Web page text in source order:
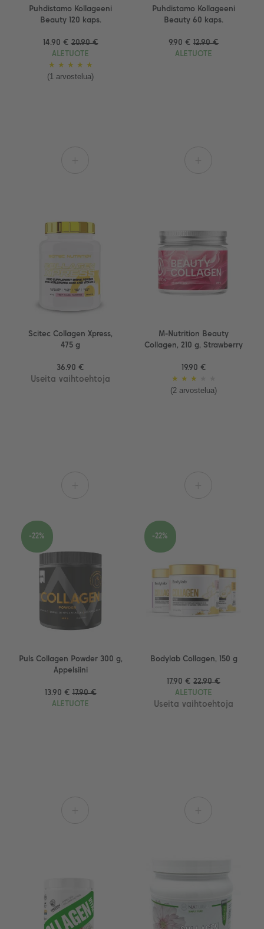
Puhdistamo Kollageeni
Beauty 120 kaps.
14.90 € 20.90 €
ALETUOTE
★ ★ ★ ★ ★
(1 arvostelua)
Puhdistamo Kollageeni
Beauty 60 kaps.
9.90 € 12.90 €
ALETUOTE
Scitec Collagen Xpress,
475 g
36.90 €
Useita vaihtoehtoja
M-Nutrition Beauty
Collagen, 210 g, Strawberry
19.90 €
★ ★ ★
(2 arvostelua)
Puls Collagen Powder 300 g,
Appelsiini
13.90 € 17.90 €
ALETUOTE
-22%
Bodylab Collagen, 150 g
17.90 € 22.90 €
ALETUOTE
Useita vaihtoehtoja
-22%